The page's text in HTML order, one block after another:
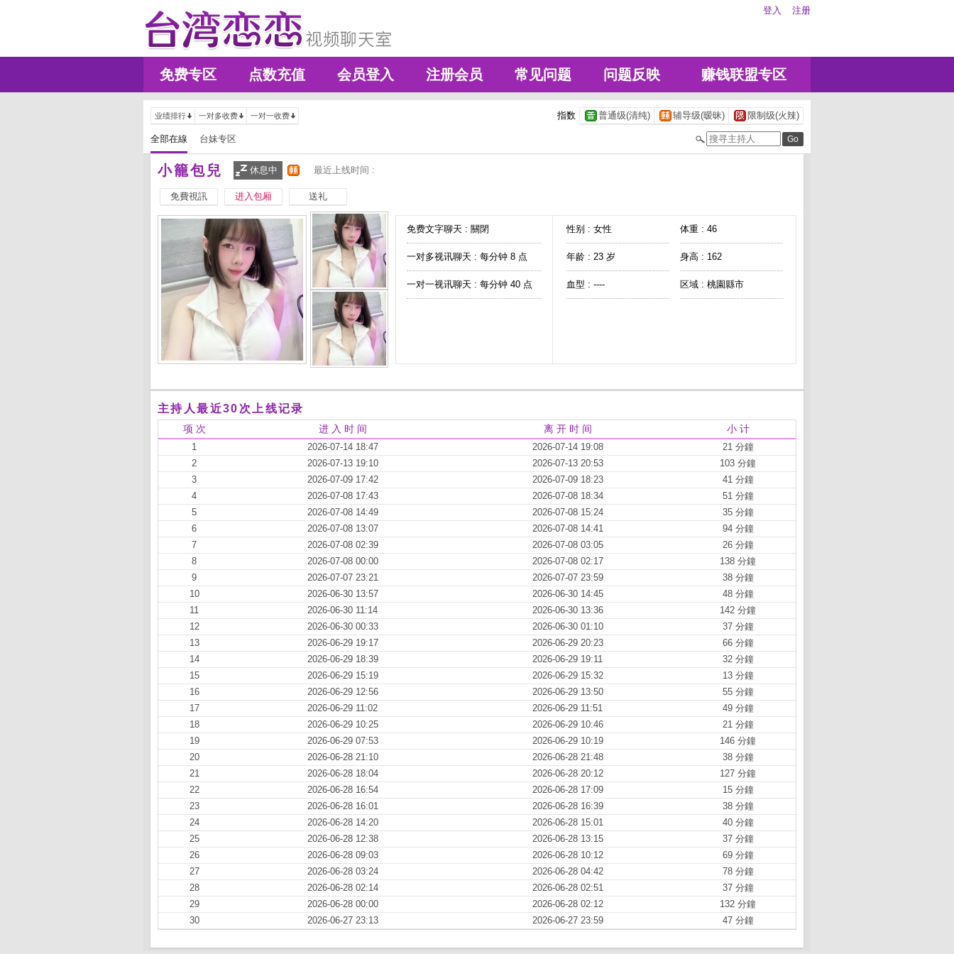
登入 注册
免费专区 点数充值 会员登入 注册会员 常见问题 问题反映 赚钱联盟专区
业绩排行 一对多收费 一对一收费 指数 普通级(清纯) 辅导级(暧昧) 限制级(火辣)
全部在線 台妹专区
小籠包兒 休息中 最近上线时间 :
免費視訊 进入包厢 送礼
免费文字聊天 : 關閉
一对多视讯聊天 : 每分钟 8 点
一对一视讯聊天 : 每分钟 40 点
性别 : 女性 体重 : 46
年龄 : 23 岁 身高 : 162
血型 : ---- 区域 : 桃園縣市
主持人最近30次上线记录
项 次 进 入 时 间 离 开 时 间 小 计
1 2026-07-14 18:47 2026-07-14 19:08
21 分鐘
2
2026-07-13 19:10 2026-07-13 20:53
103 分鐘
3
2026-07-09 17:42 2026-07-09 18:23
41 分鐘
4
2026-07-08 17:43 2026-07-08 18:34
51 分鐘
5
2026-07-08 14:49 2026-07-08 15:24
35 分鐘
6
2026-07-08 13:07 2026-07-08 14:41
94 分鐘
7
2026-07-08 02:39 2026-07-08 03:05
26 分鐘
8
2026-07-08 00:00 2026-07-08 02:17
138 分鐘
9
2026-07-07 23:21 2026-07-07 23:59
38 分鐘
10
2026-06-30 13:57 2026-06-30 14:45
48 分鐘
11
2026-06-30 11:14 2026-06-30 13:36
142 分鐘
12
2026-06-30 00:33 2026-06-30 01:10
37 分鐘
13
2026-06-29 19:17 2026-06-29 20:23
66 分鐘
14
2026-06-29 18:39 2026-06-29 19:11
32 分鐘
15
2026-06-29 15:19 2026-06-29 15:32
13 分鐘
16
2026-06-29 12:56 2026-06-29 13:50
55 分鐘
17
2026-06-29 11:02 2026-06-29 11:51
49 分鐘
18
2026-06-29 10:25 2026-06-29 10:46
21 分鐘
19
2026-06-29 07:53 2026-06-29 10:19
146 分鐘
20
2026-06-28 21:10 2026-06-28 21:48
38 分鐘
21
2026-06-28 18:04 2026-06-28 20:12
127 分鐘
22
2026-06-28 16:54 2026-06-28 17:09
15 分鐘
23
2026-06-28 16:01 2026-06-28 16:39
38 分鐘
24
2026-06-28 14:20 2026-06-28 15:01
40 分鐘
25
2026-06-28 12:38 2026-06-28 13:15
37 分鐘
26
2026-06-28 09:03 2026-06-28 10:12
69 分鐘
27
2026-06-28 03:24 2026-06-28 04:42
78 分鐘
28
2026-06-28 02:14 2026-06-28 02:51
37 分鐘
29
2026-06-28 00:00 2026-06-28 02:12
132 分鐘
30
2026-06-27 23:13 2026-06-27 23:59 47 分鐘